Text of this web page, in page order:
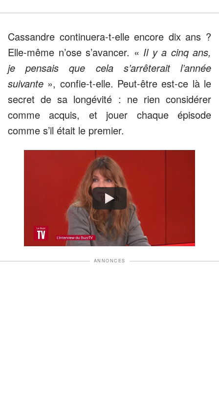
Cassandre continuera-t-elle encore dix ans ?
Elle-même n’ose s’avancer. « Il y a cinq ans,
je pensais que cela s’arrêterait l’année
suivante », confie-t-elle. Peut-être est-ce là le
secret de sa longévité : ne rien considérer
comme acquis, et jouer chaque épisode
comme s’il était le premier.
Watch
ANNONCES